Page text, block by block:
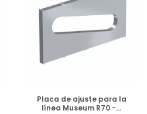
DISPONIBLE
Placa de ajuste para la
línea Museum R70 -...